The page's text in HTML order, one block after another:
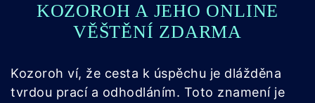
KOZOROH A JEHO ONLINE
VĚŠTĚNÍ ZDARMA
Kozoroh ví, že cesta k úspěchu je dlážděna
tvrdou prací a odhodláním. Toto znamení je